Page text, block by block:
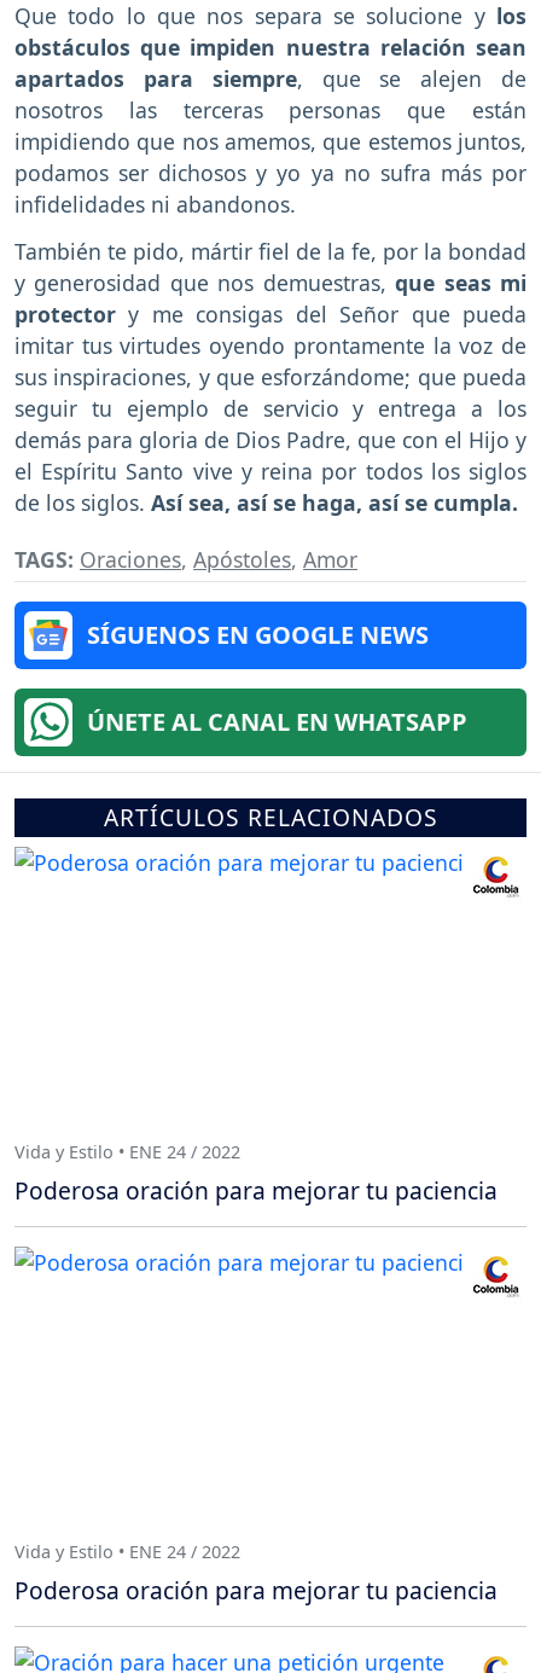
Que todo lo que nos separa se solucione y los
obstáculos que impiden nuestra relación sean
apartados para siempre, que se alejen de
nosotros las terceras personas que están
impidiendo que nos amemos, que estemos juntos,
podamos ser dichosos y yo ya no sufra más por
infidelidades ni abandonos.
También te pido, mártir fiel de la fe, por la bondad
y generosidad que nos demuestras,que seas mi
protector y me consigas del Señor que pueda
imitar tus virtudes oyendo prontamente la voz de
sus inspiraciones, y que esforzándome; que pueda
seguir tu ejemplo de servicio y entrega a los
demás para gloria de Dios Padre, que con el Hijo y
el Espíritu Santo vive y reina por todos los siglos
de los siglos. Así sea, así se haga, así se cumpla.
TAGS: Oraciones, Apóstoles, Amor
SÍGUENOS EN GOOGLE NEWS
ÚNETE AL CANAL EN WHATSAPP
ARTÍCULOS RELACIONADOS
Vida y Estilo • ENE 24 / 2022
Poderosa oración para mejorar tu paciencia
Vida y Estilo • ENE 24 / 2022
Poderosa oración para mejorar tu paciencia